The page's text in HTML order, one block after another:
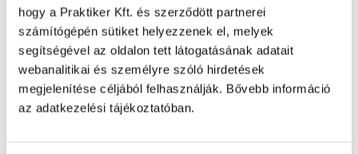
hogy a Praktiker Kft. és szerződött partnerei
számítógépén sütiket helyezzenek el, melyek
segítségével az oldalon tett látogatásának adatait
webanalitikai és személyre szóló hirdetések
megjelenítése céljából felhasználják. Bővebb információ
az adatkezelési tájékoztatóban.